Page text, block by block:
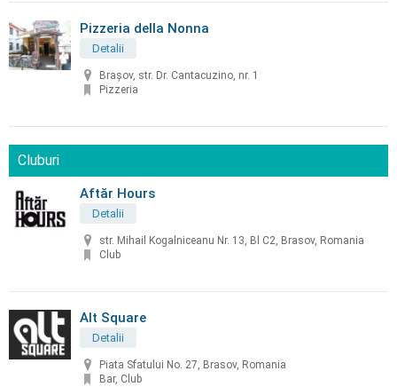
Pizzeria della Nonna
Detalii
Braşov, str. Dr. Cantacuzino, nr. 1
Pizzeria
Cluburi
Aftăr Hours
Detalii
str. Mihail Kogalniceanu Nr. 13, Bl C2, Brasov, Romania
Club
Alt Square
Detalii
Piata Sfatului No. 27, Brasov, Romania
Bar, Club